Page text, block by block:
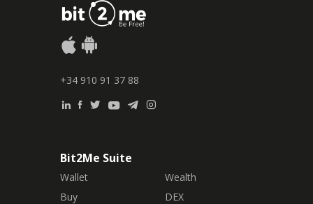
+34 910 91 37 88
Bit2Me Suite
Wallet
Buy
Wealth
DEX